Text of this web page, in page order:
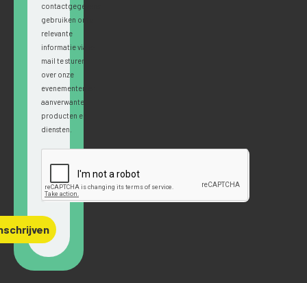
contactgegevens
gebruiken om u
relevante
informatie via e-
mail te sturen
over onze
evenementen en
aanverwante
producten en
diensten.